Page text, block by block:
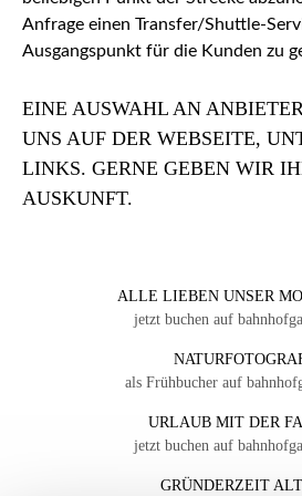
Anfrage einen Transfer/Shuttle-
Ausgangspunkt für die Kunden zu
EINE AUSWAHL AN
UNS AUF DER WEBSEITE,
LINKS. GERNE GEBEN WIR
AUSKUNFT.
ALLE LIEBEN UNSER
jetzt buchen auf
als Frühbucher auf
URLAUB MIT DER
jetzt buchen auf
GRÜNDERZEIT